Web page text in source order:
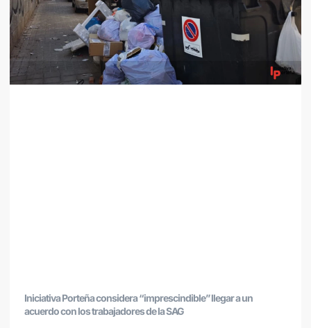
Iniciativa Porteña considera “imprescindible” llegar a un
acuerdo con los trabajadores de la SAG